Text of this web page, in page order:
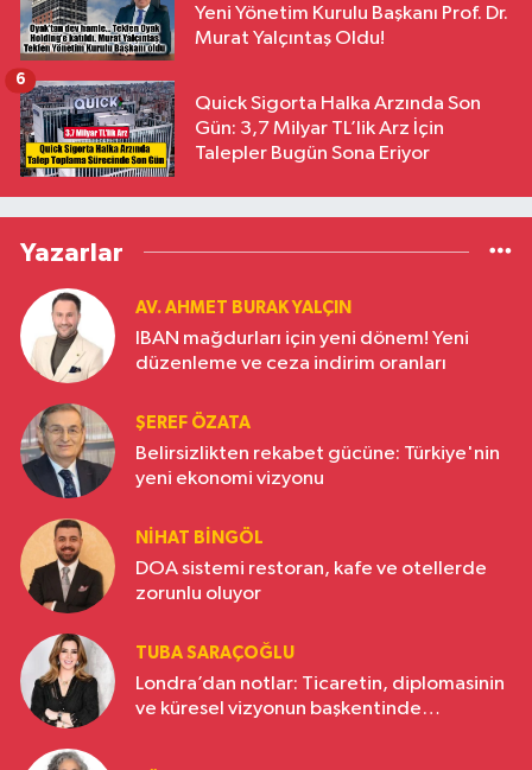
Yeni Yönetim Kurulu Başkanı Prof. Dr.
Murat Yalçıntaş Oldu!
Quick Sigorta Halka Arzında Son
Gün: 3,7 Milyar TL’lik Arz İçin
Talepler Bugün Sona Eriyor
6
Yazarlar
AV. AHMET BURAK YALÇIN
IBAN mağdurları için yeni dönem! Yeni
düzenleme ve ceza indirim oranları
ŞEREF ÖZATA
Belirsizlikten rekabet gücüne: Türkiye'nin
yeni ekonomi vizyonu
NIHAT BINGÖL
DOA sistemi restoran, kafe ve otellerde
zorunlu oluyor
TUBA SARAÇOĞLU
Londra’dan notlar: Ticaretin, diplomasinin
ve küresel vizyonun başkentinde